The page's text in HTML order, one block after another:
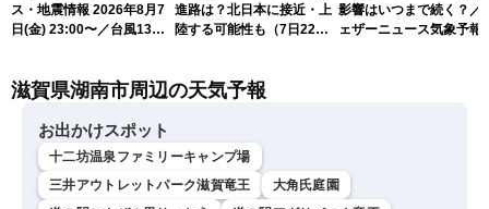
ス・地震情報 2026年8月7
日(金) 23:00〜／台風13号
進路は？北日本に接近・上
陸する可能性も（7日22時
影響はいつまで続く？／
ェザーニュース気象予報
滋賀県湖南市周辺の天気予報
お出かけスポット
十二坊温泉ファミリーキャンプ場
三井アウトレットパーク滋賀竜王
大角氏庭園